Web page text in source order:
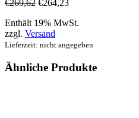
€269,62 €264,23
Enthält 19% MwSt.
zzgl. Versand
Lieferzeit: nicht angegeben
Ähnliche Produkte